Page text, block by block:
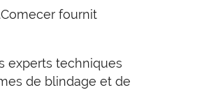
fournit
experts techniques
de blindage et de